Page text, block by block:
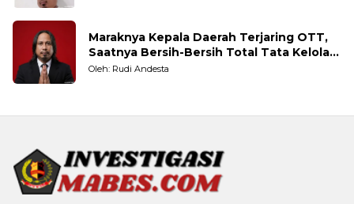
Maraknya Kepala Daerah Terjaring OTT,
Saatnya Bersih-Bersih Total Tata Kelola
Pemerintahan
Oleh: Rudi Andesta